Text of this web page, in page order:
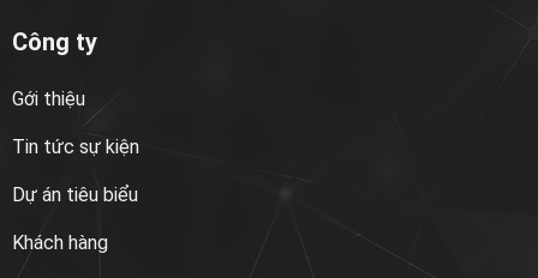
Công ty
Gới thiệu
Tin tức sự kiện
Dự án tiêu biểu
Khách hàng